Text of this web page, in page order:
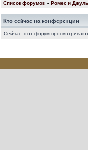
Список форумов » Ромео и
Кто сейчас на конференции
Сейчас этот форум